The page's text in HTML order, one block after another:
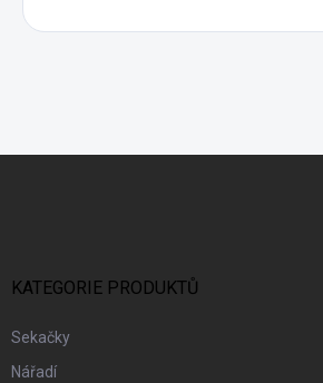
KATEGORIE PRODUKTŮ
Sekačky
Nářadí